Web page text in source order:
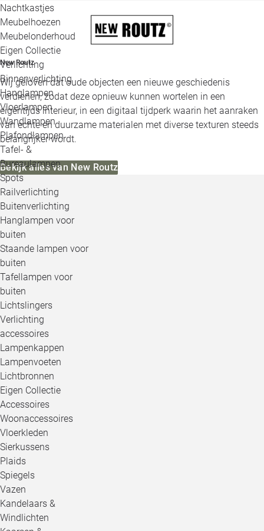
Nachtkastjes
Meubelhoezen
Meubelonderhoud
Eigen Collectie
Verlichting
Binnenverlichting
Hanglampen
Vloerlampen
Wandlampen
Plafondlampen
Tafel- &
Bureaulampen
Spots
Railverlichting
Buitenverlichting
Hanglampen voor
buiten
Staande lampen voor
buiten
Tafellampen voor
buiten
Lichtslingers
Verlichting
accessoires
Lampenkappen
Lampenvoeten
Lichtbronnen
Eigen Collectie
Accessoires
Woonaccessoires
Vloerkleden
Sierkussens
Plaids
Spiegels
Vazen
Kandelaars &
Windlichten
New Routz
Wij geloven dat oude objecten een nieuwe geschiedenis
verdienen, zodat deze opnieuw kunnen wortelen in een
eigentijds interieur, in een digitaal tijdperk waarin het aanraken
van echte en duurzame materialen met diverse texturen steeds
belangrijker wordt.
Bekijk alles van New Routz